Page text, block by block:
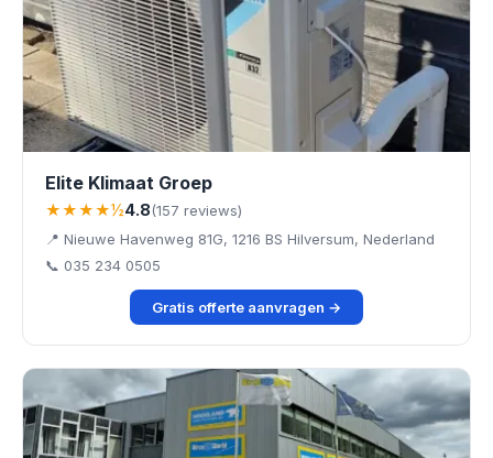
Elite Klimaat Groep
★★★★½4.8(157 reviews)
📍 Nieuwe Havenweg 81G, 1216 BS Hilversum, Nederland
📞 035 234 0505
Gratis offerte aanvragen →